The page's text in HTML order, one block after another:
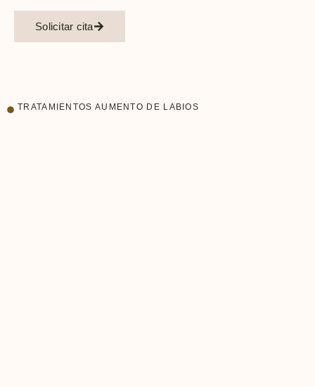
Solicitar cita
TRATAMIENTOS AUMENTO DE LABIOS